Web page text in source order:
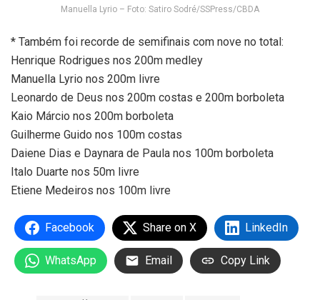
Manuella Lyrio – Foto: Satiro Sodré/SSPress/CBDA
* Também foi recorde de semifinais com nove no total:
Henrique Rodrigues nos 200m medley
Manuella Lyrio nos 200m livre
Leonardo de Deus nos 200m costas e 200m borboleta
Kaio Márcio nos 200m borboleta
Guilherme Guido nos 100m costas
Daiene Dias e Daynara de Paula nos 100m borboleta
Italo Duarte nos 50m livre
Etiene Medeiros nos 100m livre
Facebook Share on X LinkedIn
WhatsApp Email Copy Link